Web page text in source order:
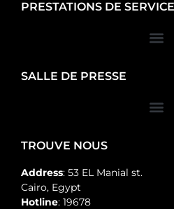
PRESTATIONS DE SERVICE
SALLE DE PRESSE
TROUVE NOUS
Address: 53 EL Manial st.
Cairo, Egypt
Hotline: 19678